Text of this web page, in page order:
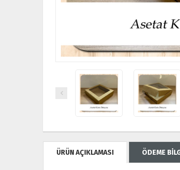
ÜRÜN AÇIKLAMASI ÖDEME